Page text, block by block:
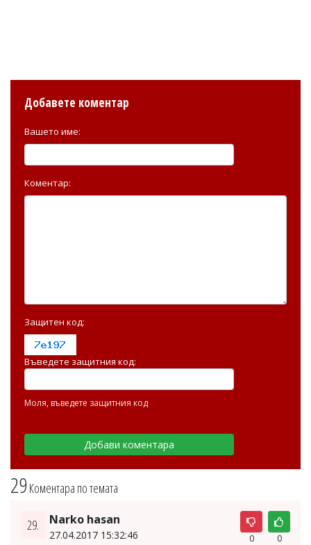
29Коментара по темата
29. Narko hasan
27.04.2017 15:32:46 0 0
Добавете коментар
Вашето име:
Коментар:
Защитен код:
Въведете защитния код:
Моля, въведете защитния код